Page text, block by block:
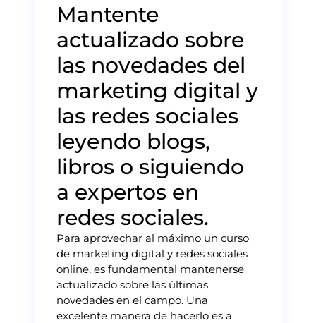
Mantente
actualizado sobre
las novedades del
marketing digital y
las redes sociales
leyendo blogs,
libros o siguiendo
a expertos en
redes sociales.
Para aprovechar al máximo un curso
de marketing digital y redes sociales
online, es fundamental mantenerse
actualizado sobre las últimas
novedades en el campo. Una
excelente manera de hacerlo es a